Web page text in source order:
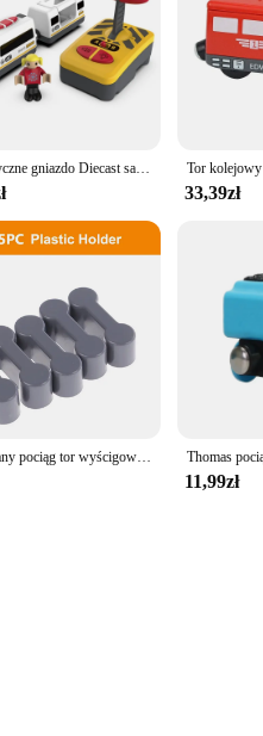
Magnetyczne gniazdo Diecast samochodowe RC pociąg elektryczny zestawy gąsienic pasujące do wszystkich drewnianych torów kolejowych akcesoria świąteczne prezent dla dzieci
33,39zł
Drewniany pociąg tor wyścigowy zabawki kolejowe wszystkie rodzaje drewniane akcesoria torowe nadające się do torów drewnianych Biro zabawki dla dzieci prezent
11,99zł